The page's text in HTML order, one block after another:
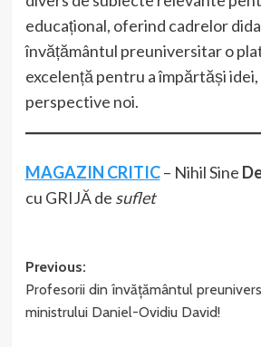
educațional, oferind cadrelor
învățământul preuniversitar o
excelență pentru a împărtăși
perspective noi.
MAGAZIN CRITIC– Nihil Sine
cu GRIJĂ de suflet
Post
navigation
Previous:
Profesorii din învățământul
ministrului Daniel-Ovidiu David!